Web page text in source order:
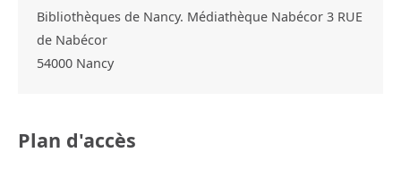
Bibliothèques de Nancy. Médiathèque Nabécor 3 RUE
de Nabécor
54000 Nancy
Plan d'accès